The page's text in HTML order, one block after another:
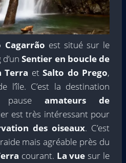
Cagarrão est situé sur le
d’unSentier en boucle de
Terra etSalto do Prego,
l’île. C’est la destination
pause amateurs de
est très intéressant pour
des oiseaux. C’est
mais agréable près du
courant. La vue sur le